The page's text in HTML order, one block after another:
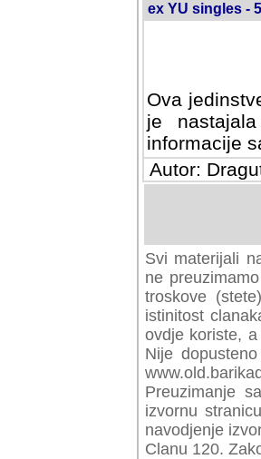
ex YU singles -
Ova
je
informacije
Autor:
Svi materijali
preuzimamo
troskove
istinitost
ovdje koriste,
Nije
Preuzimanje
izvornu
navodjenje
Clanu 120.